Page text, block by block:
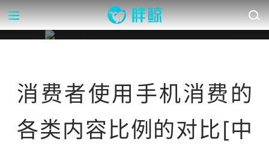
消费者使用手机消费的
各类内容比例的对比[中